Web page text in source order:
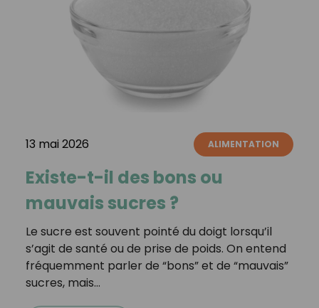
13 mai 2026 ALIMENTATION
Existe-t-il des bons ou
mauvais sucres ?
Le sucre est souvent pointé du doigt lorsqu’il
s’agit de santé ou de prise de poids. On entend
fréquemment parler de “bons” et de “mauvais”
sucres, mais…